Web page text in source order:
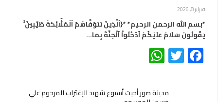
فبراير 8, 2026
*بسم الله الرحمن الرحيم* *{ٱلَّذِينَ تَتَوَفَّاهُمُ ٱلْمَلَٰٓائِكَةُ طَيِّبِينَ ۙ
يَقُولُونَ سَلَٰامٌ عَلَيْكُمُ ٱدْخُلُواْ ٱلْجَنَّةَ بِمَا…
Facebook
Twitter
مدينة صور أحيت أسبوع شهيد الإغتراب المرحوم علي